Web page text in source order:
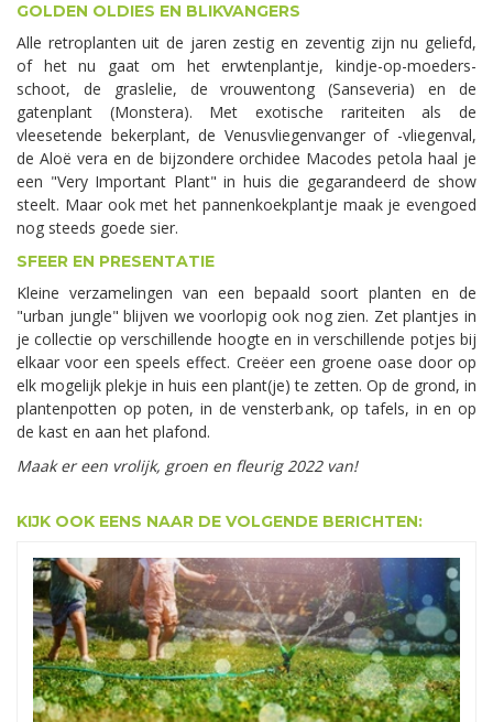
GOLDEN OLDIES EN BLIKVANGERS
Alle retroplanten uit de jaren zestig en zeventig zijn nu geliefd,
of het nu gaat om het erwtenplantje, kindje-op-moeders-
schoot, de graslelie, de vrouwentong (Sanseveria) en de
gatenplant (Monstera). Met exotische rariteiten als de
vleesetende bekerplant, de Venusvliegenvanger of -vliegenval,
de Aloë vera en de bijzondere orchidee Macodes petola haal je
een "Very Important Plant" in huis die gegarandeerd de show
steelt. Maar ook met het pannenkoekplantje maak je evengoed
nog steeds goede sier.
SFEER EN PRESENTATIE
Kleine verzamelingen van een bepaald soort planten en de
"urban jungle" blijven we voorlopig ook nog zien. Zet plantjes in
je collectie op verschillende hoogte en in verschillende potjes bij
elkaar voor een speels effect. Creëer een groene oase door op
elk mogelijk plekje in huis een plant(je) te zetten. Op de grond, in
plantenpotten op poten, in de vensterbank, op tafels, in en op
de kast en aan het plafond.
Maak er een vrolijk, groen en fleurig 2022 van!
KIJK OOK EENS NAAR DE VOLGENDE BERICHTEN: